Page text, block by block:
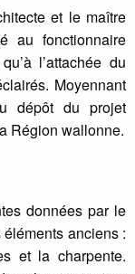
et le maître
au fonctionnaire
l’attachée du
Moyennant
dépôt du projet
Région wallonne.
données par le
anciens :
et la charpente.